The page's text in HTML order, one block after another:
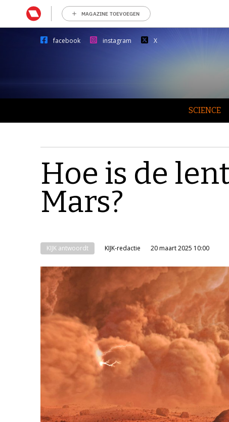
MAGAZINE TOEVOEGEN
facebook instagram X
SCIENCE
Hoe is de
Mars?
KIJK antwoordt KIJK-redactie 20 maart 2025 10:00